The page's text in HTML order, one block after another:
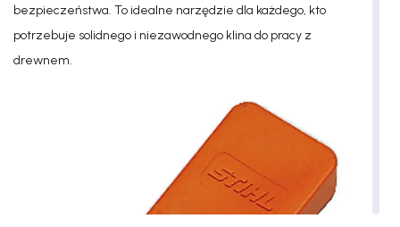
bezpieczeństwa. To idealne narzędzie dla każdego, kto
potrzebuje solidnego i niezawodnego klina do pracy z
drewnem.